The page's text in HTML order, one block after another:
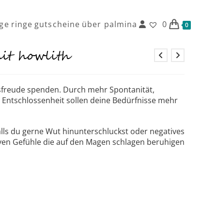
ringe gutscheine über palmina 0 0
howlith
spenden. Durch mehr Spontanität,
sollen deine Bedürfnisse mehr
du gerne Wut hinunterschluckst oder negatives
Gefühle die auf den Magen schlagen beruhigen